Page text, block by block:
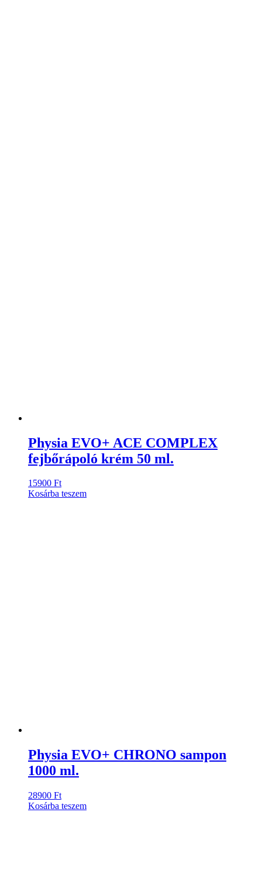
Physia EVO+ ACE COMPLEX
fejbőrápoló krém 50 ml.
15900 Ft
Kosárba teszem
Physia EVO+ CHRONO sampon
1000 ml.
28900 Ft
Kosárba teszem